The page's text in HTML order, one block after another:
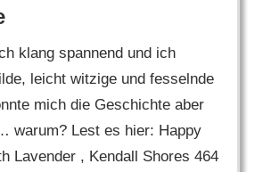
klang spannend und ich
leicht witzige und fesselnde
mich die Geschichte aber
warum? Lest es hier: Happy
Lavender , Kendall Shores 464